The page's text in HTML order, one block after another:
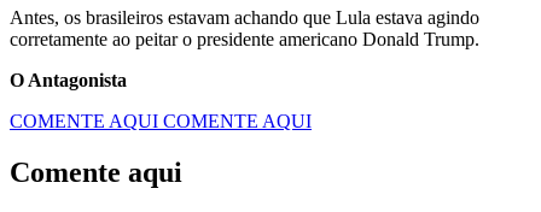
Antes, os brasileiros estavam achando que Lula estava agindo
corretamente ao peitar o presidente americano Donald Trump.
O Antagonista
COMENTE AQUI COMENTE AQUI
Comente aqui